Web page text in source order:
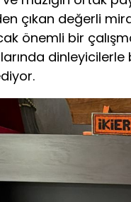
çıkan değerli
önemli bir
dinleyicilerle